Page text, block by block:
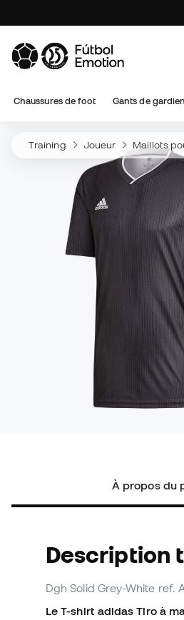
Chaussures de foot Gants de gardien
Training Joueur Maillots
À propos du
Description
Dgh Solid Grey-White ref.
Le T-shirt adidas Tiro à